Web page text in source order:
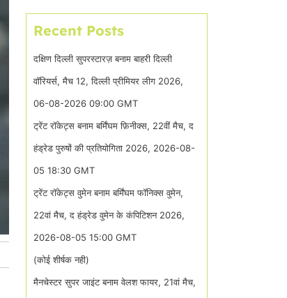
Recent Posts
दक्षिण दिल्ली सुपरस्टारज़ बनाम बाहरी दिल्ली
वॉरियर्स, मैच 12, दिल्ली प्रीमियर लीग 2026,
06-08-2026 09:00 GMT
ट्रेंट रॉकेट्स बनाम बर्मिंघम फ़िनीक्स, 22वीं मैच, द
हंड्रेड पुरुषों की प्रतियोगिता 2026, 2026-08-
05 18:30 GMT
ट्रेंट रॉकेट्स वुमेन बनाम बर्मिंघम फॉनिक्स वुमेन,
22वां मैच, द हंड्रेड वुमेन के कंपिटिशन 2026,
2026-08-05 15:00 GMT
(कोई शीर्षक नही)
मैनचेस्टर सुपर जाइंट बनाम वेलश फायर, 21वां मैच,